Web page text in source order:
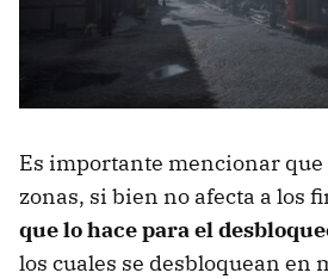
Es importante mencionar que
zonas, si bien no afecta a los
que lo hace para el
los cuales se desbloquean en